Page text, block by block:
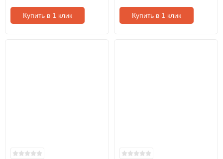
Купить в 1 клик Купить в 1 клик